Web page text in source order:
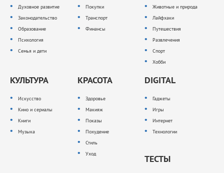
Духовное развитие
Законодательство
Образование
Психология
Семья и дети
Покупки
Транспорт
Финансы
Животные и природа
Лайфхаки
Путешествия
Развлечения
Спорт
Хобби
КУЛЬТУРА
Искусство
Кино и сериалы
Книги
Музыка
КРАСОТА
Здоровье
Макияж
Показы
Похудение
Стиль
Уход
DIGITAL
Гаджеты
Игры
Интернет
Технологии
ТЕСТЫ